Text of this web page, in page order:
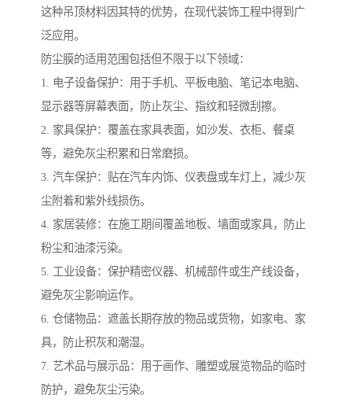
这种吊顶材料因其特的优势，在现代装饰工程中得到广
泛应用。
防尘膜的适用范围包括但不限于以下领域：
1. 电子设备保护：用于手机、平板电脑、笔记本电脑、
显示器等屏幕表面，防止灰尘、指纹和轻微刮擦。
2. 家具保护：覆盖在家具表面，如沙发、衣柜、餐桌
等，避免灰尘积累和日常磨损。
3. 汽车保护：贴在汽车内饰、仪表盘或车灯上，减少灰
尘附着和紫外线损伤。
4. 家居装修：在施工期间覆盖地板、墙面或家具，防止
粉尘和油漆污染。
5. 工业设备：保护精密仪器、机械部件或生产线设备，
避免灰尘影响运作。
6. 仓储物品：遮盖长期存放的物品或货物，如家电、家
具，防止积灰和潮湿。
7. 艺术品与展示品：用于画作、雕塑或展览物品的临时
防护，避免灰尘污染。